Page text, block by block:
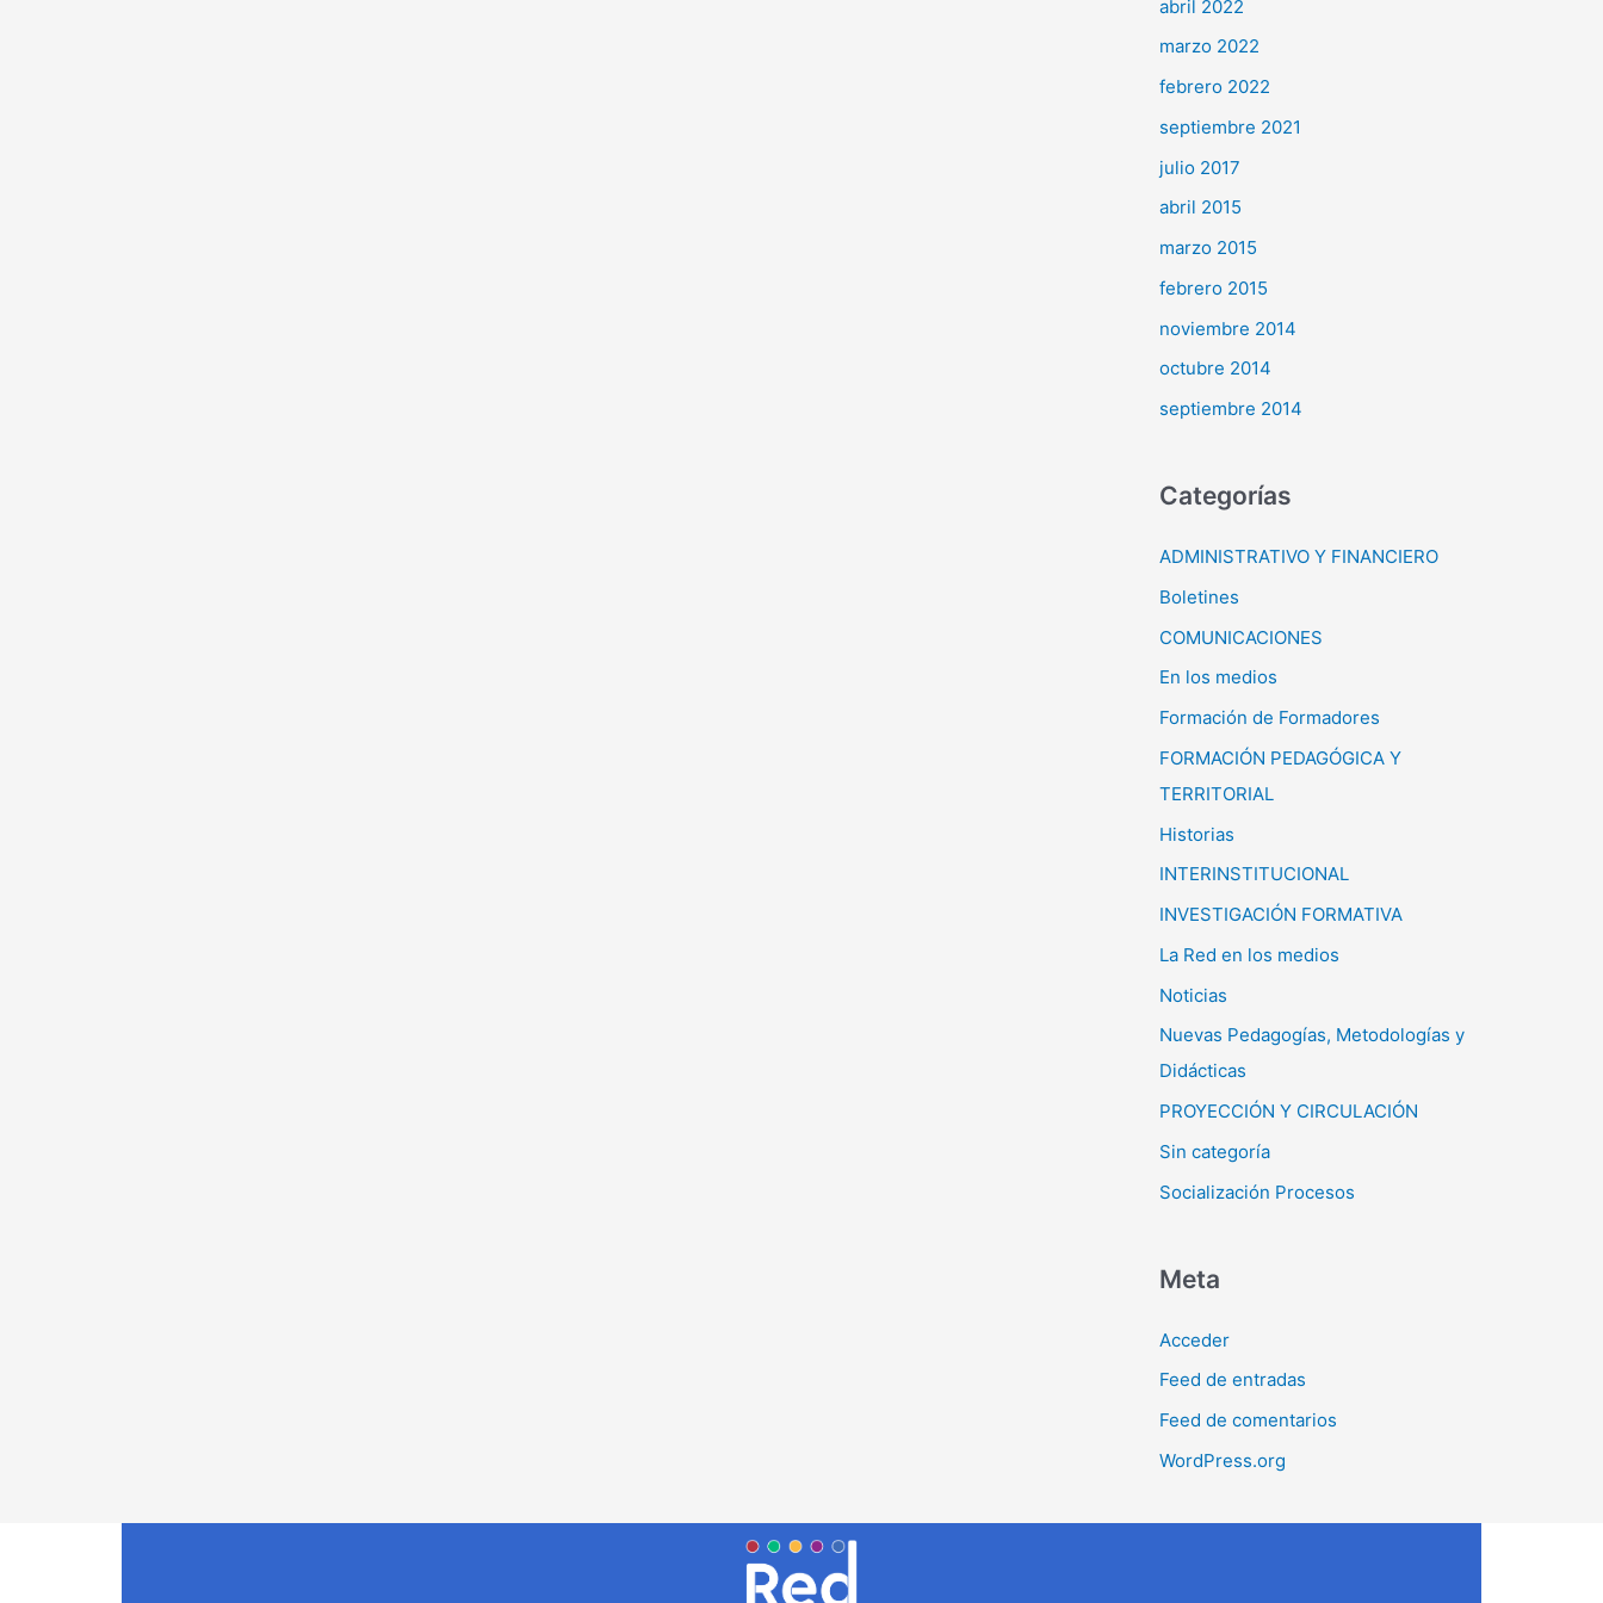
abril 2022
marzo 2022
febrero 2022
septiembre 2021
julio 2017
abril 2015
marzo 2015
febrero 2015
noviembre 2014
octubre 2014
septiembre 2014
Categorías
ADMINISTRATIVO Y FINANCIERO
Boletines
COMUNICACIONES
En los medios
Formación de Formadores
FORMACIÓN PEDAGÓGICA Y
TERRITORIAL
Historias
INTERINSTITUCIONAL
INVESTIGACIÓN FORMATIVA
La Red en los medios
Noticias
Nuevas Pedagogías, Metodologías y
Didácticas
PROYECCIÓN Y CIRCULACIÓN
Sin categoría
Socialización Procesos
Meta
Acceder
Feed de entradas
Feed de comentarios
WordPress.org